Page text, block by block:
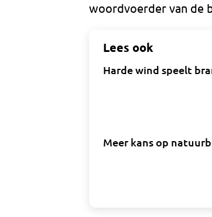
woordvoerder van de
Lees ook
Harde wind speelt
Meer kans op